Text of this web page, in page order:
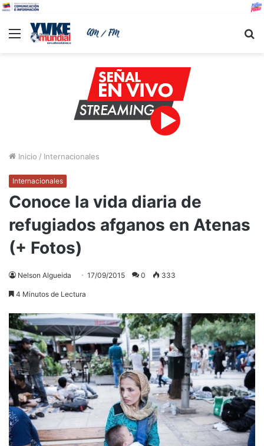
Menu
Inicio / Internacionales
Internacionales
Conoce la vida diaria de
refugiados afganos en Atenas
(+ Fotos)
Nelson Algueida 17/09/2015 0 333
4 Minutos de Lectura